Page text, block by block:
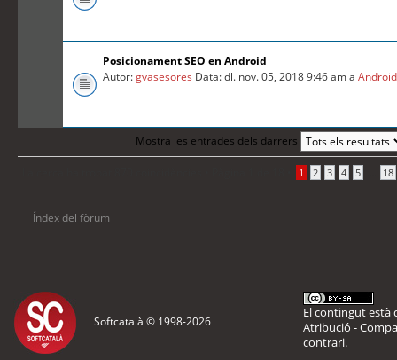
Posicionament SEO en Android
Autor:gvasesores Data: dl. nov. 05, 2018 9:46 am aAndroid
Mostra les entrades dels darrers
1 2 3 4 5 18
Índex del fòrum
Softcatalà © 1998-2026
El contingut està
Atribució -
contrari.